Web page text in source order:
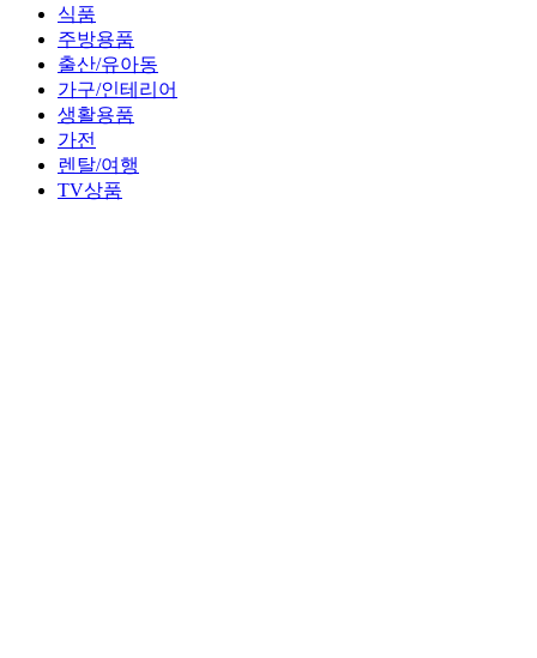
식품
주방용품
출산/유아동
가구/인테리어
생활용품
가전
렌탈/여행
TV상품